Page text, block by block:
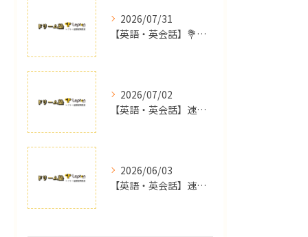
2026/07/31
【英語・英会話】💐保護者面談でいただいた嬉しいお言葉💐【島根県出雲市の英語教室ドリーム塾】
2026/07/02
【英語・英会話】速報！JET結果発表！！！【島根県出雲市の英語教室ドリーム塾】
2026/06/03
【英語・英会話】速報！やったぁ．．．合格しましたぁ〜！🎉🎉🎉【島根県出雲市の英語教室ドリーム塾】